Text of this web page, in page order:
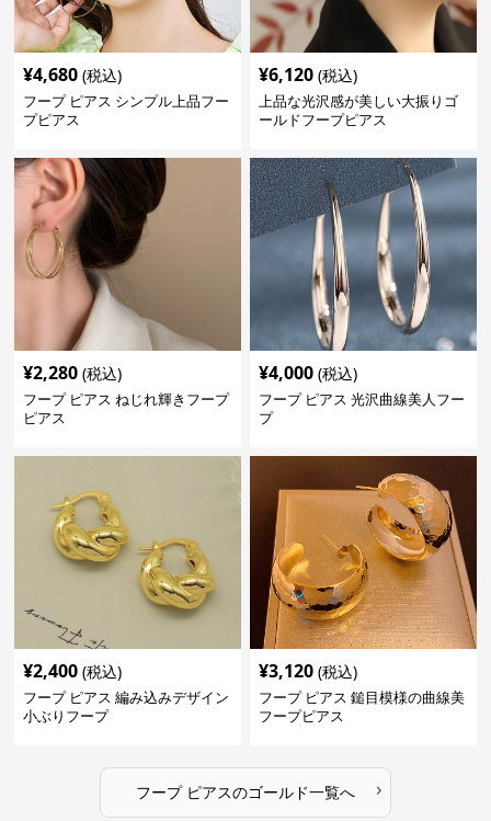
¥4,680 (税込)
フープ ピアス シンプル上品フー
プピアス
¥6,120 (税込)
上品な光沢感が美しい大振りゴ
ールドフープピアス
¥2,280 (税込)
フープ ピアス ねじれ輝きフープ
ピアス
¥4,000 (税込)
フープ ピアス 光沢曲線美人フー
プ
¥2,400 (税込)
フープ ピアス 編み込みデザイン
小ぶりフープ
¥3,120 (税込)
フープ ピアス 鎚目模様の曲線美
フープピアス
フープ ピアスのゴールド一覧へ ›